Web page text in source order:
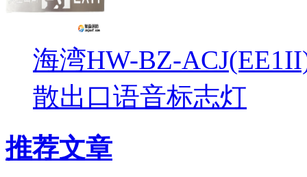
海湾HW-BZ-
散出口语音标志灯
推荐文章